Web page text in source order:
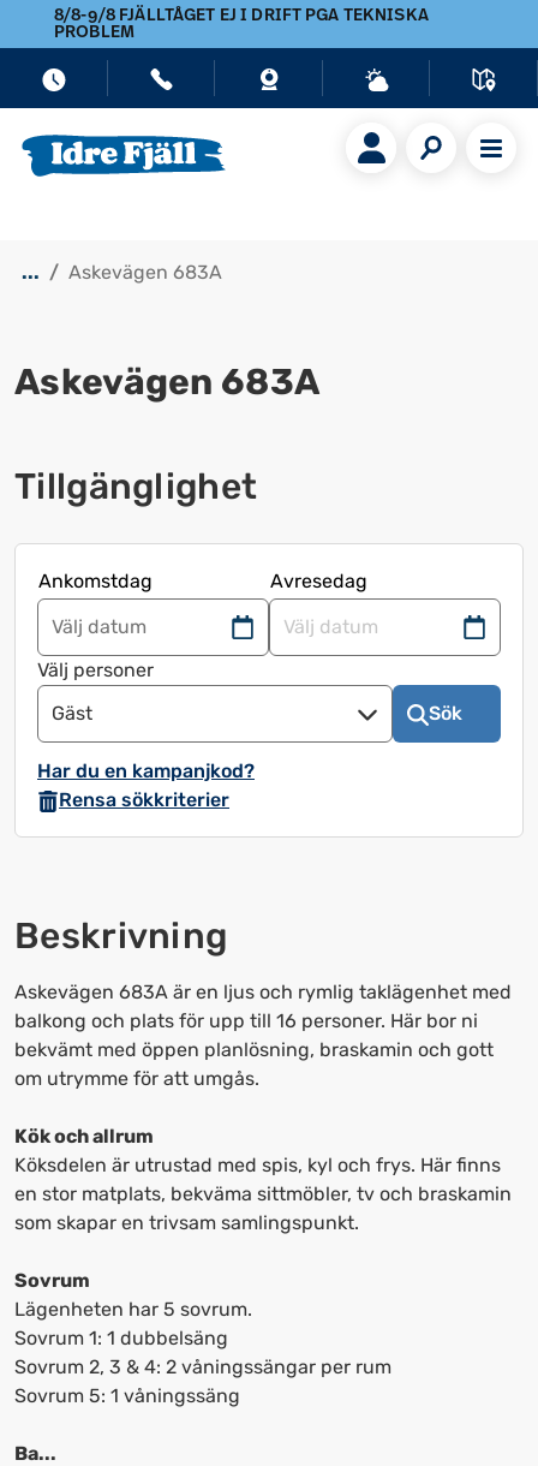
8/8-9/8 FJÄLLTÅGET EJ I DRIFT PGA TEKNISKA
PROBLEM
... Askevägen 683A
Askevägen 683A
Tillgänglighet
Ankomstdag
Avresedag
Navigera
framåt
för
att
kalendern
och
välja
Tryck
på
frågetecknet
för
att
få
kortkommandon
för
att
ändra
Navigera
välja
frågetecknet
för
att
för
att
ändra
Välj personer
Gäst
Sök
Har du en kampanjkod?
Rensa sökkriterier
Beskrivning
Askevägen 683A är en ljus och rymlig taklägenhet med
balkong och plats för upp till 16 personer. Här bor ni
bekvämt med öppen planlösning, braskamin och gott
om utrymme för att umgås.
Kök och allrum
Köksdelen är utrustad med spis, kyl och frys. Här finns
en stor matplats, bekväma sittmöbler, tv och braskamin
som skapar en trivsam samlingspunkt.
Sovrum
Lägenheten har 5 sovrum.
Sovrum 1: 1 dubbelsäng
Sovrum 2, 3 & 4: 2 våningssängar per rum
Sovrum 5: 1 våningssäng
Ba...